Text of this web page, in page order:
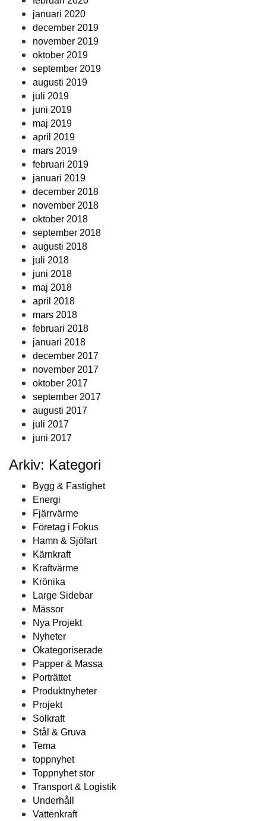
januari 2020
december 2019
november 2019
oktober 2019
september 2019
augusti 2019
juli 2019
juni 2019
maj 2019
april 2019
mars 2019
februari 2019
januari 2019
december 2018
november 2018
oktober 2018
september 2018
augusti 2018
juli 2018
juni 2018
maj 2018
april 2018
mars 2018
februari 2018
januari 2018
december 2017
november 2017
oktober 2017
september 2017
augusti 2017
juli 2017
juni 2017
Arkiv: Kategori
Bygg & Fastighet
Energi
Fjärrvärme
Företag i Fokus
Hamn & Sjöfart
Kärnkraft
Kraftvärme
Krönika
Large Sidebar
Mässor
Nya Projekt
Nyheter
Okategoriserade
Papper & Massa
Porträttet
Produktnyheter
Projekt
Solkraft
Stål & Gruva
Tema
toppnyhet
Toppnyhet stor
Transport & Logistik
Underhåll
Vattenkraft